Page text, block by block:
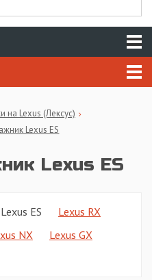
на Lexus (Лексус)
Lexus ES
Lexus ES
Lexus ES
Lexus RX
NX
Lexus GX